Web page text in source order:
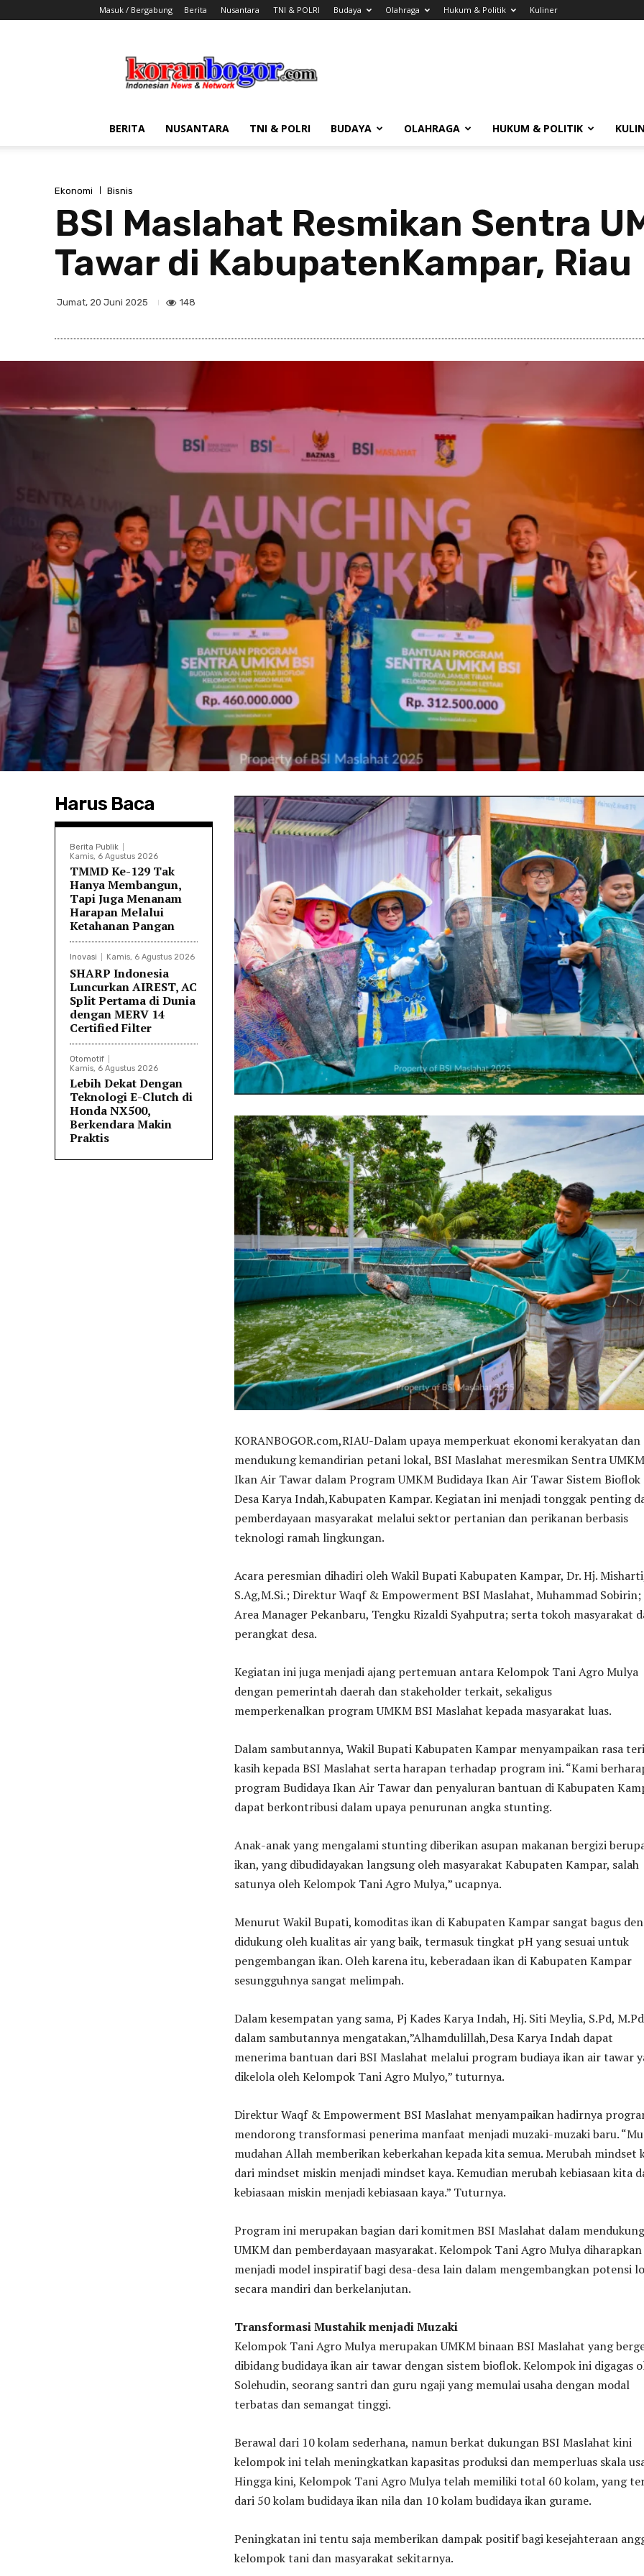
Masuk / Bergabung Berita Nusantara TNI & POLRI Budaya Olahraga Hukum & Politik Kuliner
Bogor
BERITA NUSANTARA TNI & POLRI BUDAYA OLAHRAGA HUKUM & POLITIK
Ekonomi Bisnis
BSI Maslahat Resmikan Sentra
Tawar di KabupatenKampar, Riau
Jumat, 20 Juni 2025 148
Harus Baca
Berita Publik
Kamis, 6 Agustus 2026
TMMD Ke-129 Tak
Hanya Membangun,
Tapi Juga Menanam
Harapan Melalui
Ketahanan Pangan
Inovasi Kamis, 6 Agustus 2026
SHARP Indonesia
Luncurkan AIREST, AC
Split Pertama di Dunia
dengan MERV 14
Certified Filter
Otomotif
Kamis, 6 Agustus 2026
Lebih Dekat Dengan
Teknologi E-Clutch di
Honda NX500,
Berkendara Makin
Praktis
KORANBOGOR.com,RIAU-Dalam upaya memperkuat ekonomi kerakyatan dan
mendukung kemandirian petani lokal, BSI Maslahat meresmikan Sentra UMKM
Ikan Air Tawar dalam Program UMKM Budidaya Ikan Air Tawar Sistem Bioflok
Desa Karya Indah,Kabupaten Kampar. Kegiatan ini menjadi tonggak penting
pemberdayaan masyarakat melalui sektor pertanian dan perikanan berbasis
teknologi ramah lingkungan.
Acara peresmian dihadiri oleh Wakil Bupati Kabupaten Kampar, Dr. Hj.
S.Ag,M.Si.; Direktur Waqf & Empowerment BSI Maslahat, Muhammad Sobirin;
Area Manager Pekanbaru, Tengku Rizaldi Syahputra; serta tokoh masyarakat
perangkat desa.
Kegiatan ini juga menjadi ajang pertemuan antara Kelompok Tani Agro Mulya
dengan pemerintah daerah dan stakeholder terkait, sekaligus
memperkenalkan program UMKM BSI Maslahat kepada masyarakat luas.
Dalam sambutannya, Wakil Bupati Kabupaten Kampar menyampaikan rasa
kasih kepada BSI Maslahat serta harapan terhadap program ini. “Kami
program Budidaya Ikan Air Tawar dan penyaluran bantuan di Kabupaten
dapat berkontribusi dalam upaya penurunan angka stunting.
Anak-anak yang mengalami stunting diberikan asupan makanan bergizi
ikan, yang dibudidayakan langsung oleh masyarakat Kabupaten Kampar, salah
satunya oleh Kelompok Tani Agro Mulya,” ucapnya.
Menurut Wakil Bupati, komoditas ikan di Kabupaten Kampar sangat bagus
didukung oleh kualitas air yang baik, termasuk tingkat pH yang sesuai untuk
pengembangan ikan. Oleh karena itu, keberadaan ikan di Kabupaten Kampar
sesungguhnya sangat melimpah.
Dalam kesempatan yang sama, Pj Kades Karya Indah, Hj. Siti Meylia, S.Pd, M.Pd
dalam sambutannya mengatakan,”Alhamdulillah,Desa Karya Indah dapat
menerima bantuan dari BSI Maslahat melalui program budiaya ikan air tawar
dikelola oleh Kelompok Tani Agro Mulyo,” tuturnya.
Direktur Waqf & Empowerment BSI Maslahat menyampaikan hadirnya
mendorong transformasi penerima manfaat menjadi muzaki-muzaki baru.
mudahan Allah memberikan keberkahan kepada kita semua. Merubah mindset
dari mindset miskin menjadi mindset kaya. Kemudian merubah kebiasaan kita
kebiasaan miskin menjadi kebiasaan kaya.” Tuturnya.
Program ini merupakan bagian dari komitmen BSI Maslahat dalam mendukung
UMKM dan pemberdayaan masyarakat. Kelompok Tani Agro Mulya diharapkan
menjadi model inspiratif bagi desa-desa lain dalam mengembangkan potensi
secara mandiri dan berkelanjutan.
Transformasi Mustahik menjadi Muzaki
Kelompok Tani Agro Mulya merupakan UMKM binaan BSI Maslahat yang
dibidang budidaya ikan air tawar dengan sistem bioflok. Kelompok ini digagas
Solehudin, seorang santri dan guru ngaji yang memulai usaha dengan modal
terbatas dan semangat tinggi.
Berawal dari 10 kolam sederhana, namun berkat dukungan BSI Maslahat kini
kelompok ini telah meningkatkan kapasitas produksi dan memperluas skala
Hingga kini, Kelompok Tani Agro Mulya telah memiliki total 60 kolam, yang
dari 50 kolam budidaya ikan nila dan 10 kolam budidaya ikan gurame.
Peningkatan ini tentu saja memberikan dampak positif bagi kesejahteraan
kelompok tani dan masyarakat sekitarnya.